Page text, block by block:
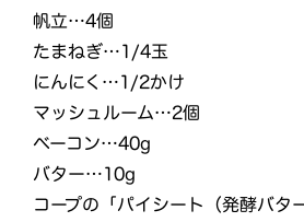
帆立…4個
たまねぎ…1/4玉
にんにく…1/2かけ
マッシュルーム…2個
ベーコン…40g
バター…10g
コープの「パイシート（発酵バ